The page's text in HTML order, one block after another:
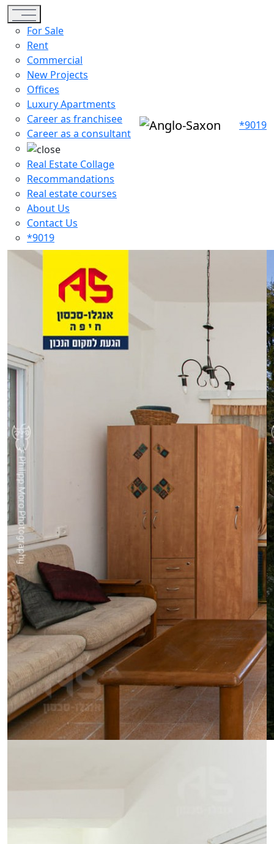
Toggle navigation
For Sale
Rent
Commercial
New Projects
Offices
Luxury Apartments
Career as franchisee
Career as a consultant
Real Estate Collage
Recommandations
Real estate courses
About Us
Contact Us
*9019
*9019